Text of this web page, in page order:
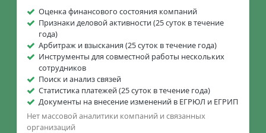
Оценка финансового состояния компаний
Признаки деловой активности (25 суток в течение
года)
Арбитраж и взыскания (25 суток в течение года)
Инструменты для совместной работы нескольких
сотрудников
Поиск и анализ связей
Статистика платежей (25 суток в течение года)
Документы на внесение изменений в ЕГРЮЛ и ЕГРИП
Нет массовой аналитики компаний и связанных
организаций